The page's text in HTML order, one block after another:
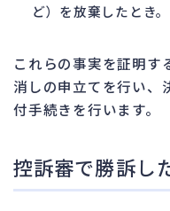
ど）を放棄したとき。
これらの事実を証明す
消しの申立てを行い、
付手続きを行います。
控訴審で勝訴し